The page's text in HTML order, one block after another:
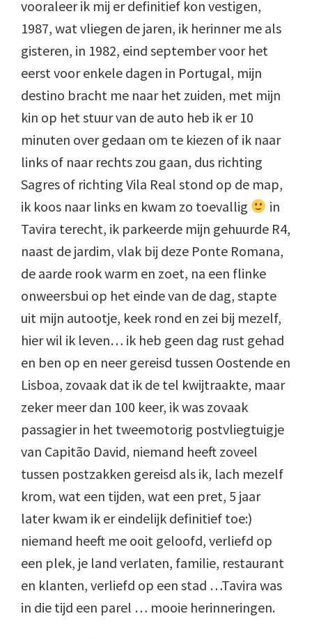
vooraleer ik mij er definitief kon vestigen,
1987, wat vliegen de jaren, ik herinner me als
gisteren, in 1982, eind september voor het
eerst voor enkele dagen in Portugal, mijn
destino bracht me naar het zuiden, met mijn
kin op het stuur van de auto heb ik er 10
minuten over gedaan om te kiezen of ik naar
links of naar rechts zou gaan, dus richting
Sagres of richting Vila Real stond op de map,
ik koos naar links en kwam zo toevallig
in
Tavira terecht, ik parkeerde mijn gehuurde R4,
naast de jardim, vlak bij deze Ponte Romana,
de aarde rook warm en zoet, na een flinke
onweersbui op het einde van de dag, stapte
uit mijn autootje, keek rond en zei bij mezelf,
hier wil ik leven… ik heb geen dag rust gehad
en ben op en neer gereisd tussen Oostende en
Lisboa, zovaak dat ik de tel kwijtraakte, maar
zeker meer dan 100 keer, ik was zovaak
passagier in het tweemotorig postvliegtuigje
van Capitão David, niemand heeft zoveel
tussen postzakken gereisd als ik, lach mezelf
krom, wat een tijden, wat een pret, 5 jaar
later kwam ik er eindelijk definitief toe:)
niemand heeft me ooit geloofd, verliefd op
een plek, je land verlaten, familie, restaurant
en klanten, verliefd op een stad …Tavira was
in die tijd een parel … mooie herinneringen.